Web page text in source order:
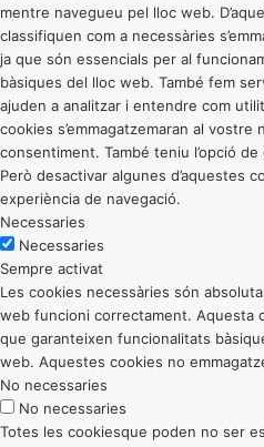
mentre navegueu pel lloc web.
classifiquen com a necessàries
ja que són essencials per al
bàsiques del lloc web. També fem
ajuden a analitzar i entendre com
cookies s’emmagatzemaran al
consentiment. També teniu l’opció
Però desactivar algunes d’aquestes
experiència de navegació.
Necessaries
Necessaries
Sempre activat
Les cookies necessàries són
web funcioni correctament. Aquesta
que garanteixen funcionalitats
web. Aquestes cookies no
No necessaries
No necessaries
Totes les cookiesque poden no ser